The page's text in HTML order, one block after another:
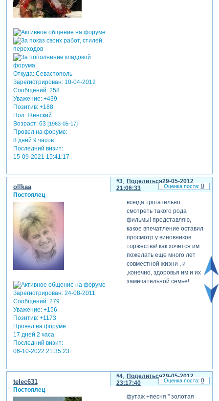
Откуда:Севастополь
Зарегистрирован: 10-04-2012
Сообщений:258
Уважение: +439
Позитив: +188
Пол:Женский
Возраст:63 [1963-05-17]
Провел на форуме:
8 дней 9 часов
Последний визит:
15-09-2021 15:41:17
Поделиться
3
29-05-2012
21:06:33
ollkaa
Постоялец
Зарегистрирован: 24-08-2011
Сообщений:279
Уважение: +156
Позитив: +1173
Провел на форуме:
17 дней 2 часа
Последний визит:
06-10-2022 21:35:23
всегда трогательно
смотреть такого рода
фильмы! представляю,
какое впечатление оставил
просмотр у виновников
торжества! как хочется им
пожелать еще много лет
совместной жизни , и
,конечно, здоровья им и их
замечательной семье!
0
Поделиться
4
29-05-2012
23:17:40
telec631
Постоялец
футаж +песня " золотая
0